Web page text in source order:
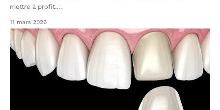
mettre à profit.…
11 mars 2026